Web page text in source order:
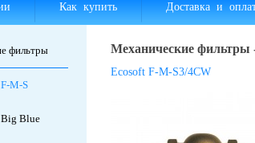
Как купить Доставка и
фильтры
M-S
Blue
Механические фильтры
Ecosoft F-M-S3/4CW